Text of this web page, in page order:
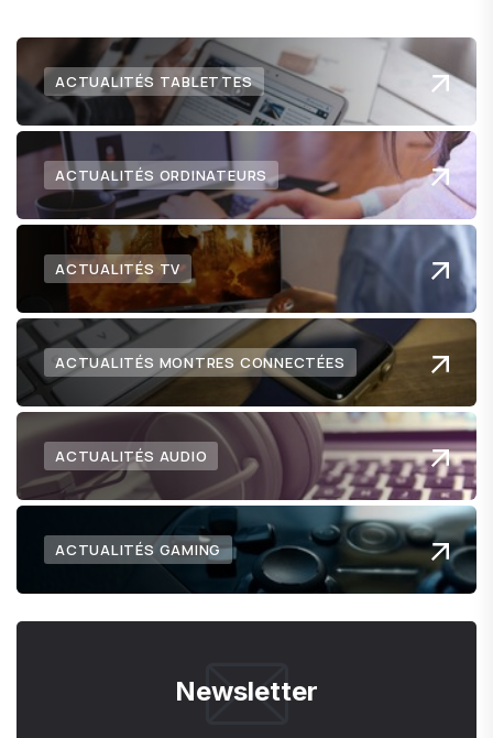
ACTUALITÉS TABLETTES
ACTUALITÉS ORDINATEURS
ACTUALITÉS TV
ACTUALITÉS MONTRES CONNECTÉES
ACTUALITÉS AUDIO
ACTUALITÉS GAMING
Newsletter